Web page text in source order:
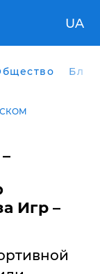
UA
Игр –